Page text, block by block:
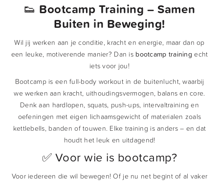
👟 Bootcamp Training – Samen
Buiten in Beweging!
Wil jij werken aan je conditie, kracht en energie, maar dan op
een leuke, motiverende manier? Dan is bootcamp training echt
iets voor jou!
Bootcamp is een full-body workout in de buitenlucht, waarbij
we werken aan kracht, uithoudingsvermogen, balans en core.
Denk aan hardlopen, squats, push-ups, intervaltraining en
oefeningen met eigen lichaamsgewicht of materialen zoals
kettlebells, banden of touwen. Elke training is anders – en dat
houdt het leuk en uitdagend!
✅ Voor wie is bootcamp?
Voor iedereen die wil bewegen! Of je nu net begint of al vaker